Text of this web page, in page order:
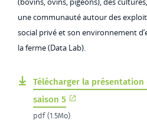
une communauté autour des
social privé et son environnement
la ferme (Data Lab).
Télécharger la
saison 5
pdf (1.5Mo)